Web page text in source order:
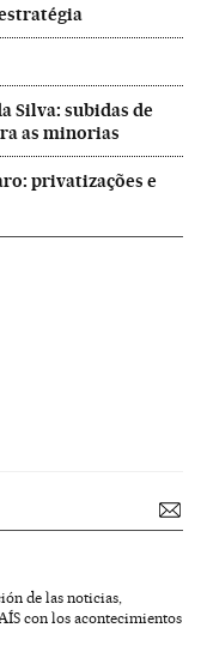
Silva: subidas de
as minorias
privatizações e
de las noticias,
con los acontecimientos